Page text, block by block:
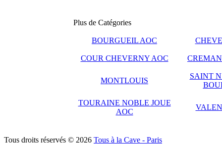
Plus de Catégories
BOURGUEIL AOC
COUR CHEVERNY AOC
MONTLOUIS
SAINT
TOURAINE NOBLE JOUE
AOC
Tous droits réservés © 2026 Tous à la Cave - Paris